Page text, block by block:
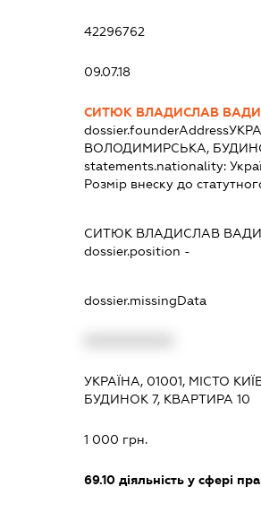
42296762
09.07.18
СИТЮК ВЛАДИСЛАВ
dossier.founderAddress
ВОЛОДИМИРСЬКА,
statements.nationality:
Розмір внеску до
СИТЮК ВЛАДИСЛАВ
dossier.position -
dossier.missingData
УКРАЇНА, 01001, МІСТО
БУДИНОК 7, КВАРТИРА 10
1 000 грн.
69.10діяльність у сфері